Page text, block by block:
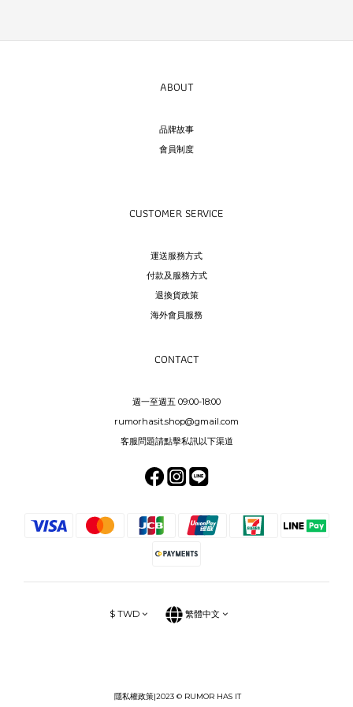
ABOUT
品牌故事
會員制度
CUSTOMER SERVICE
運送服務方式
付款及服務方式
退換貨政策
海外會員服務
CONTACT
週一至週五 09:00-18:00
rumorhasit.shop@gmail.com
客服問題請點擊私訊以下渠道
$ TWD 繁體中文
隱私權政策|2023 © RUMOR HAS IT